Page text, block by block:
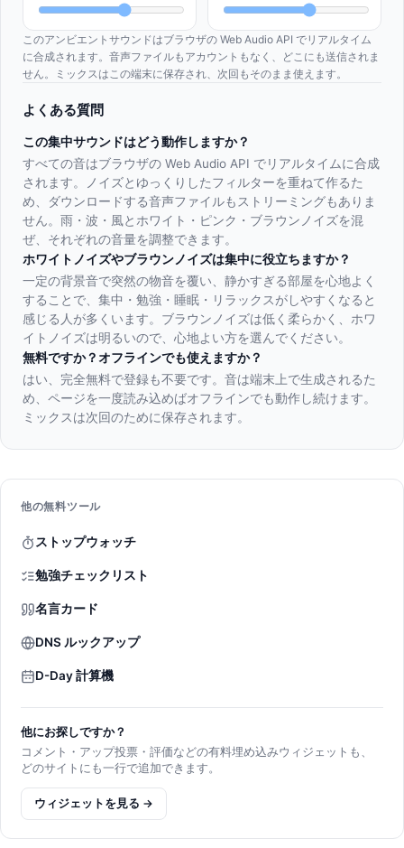
このアンビエントサウンドはブラウザの Web Audio API でリアルタイム
に合成されます。音声ファイルもアカウントもなく、どこにも送信されま
せん。ミックスはこの端末に保存され、次回もそのまま使えます。
よくある質問
この集中サウンドはどう動作しますか？
すべての音はブラウザの Web Audio API でリアルタイムに合成
されます。ノイズとゆっくりしたフィルターを重ねて作るた
め、ダウンロードする音声ファイルもストリーミングもありま
せん。雨・波・風とホワイト・ピンク・ブラウンノイズを混
ぜ、それぞれの音量を調整できます。
ホワイトノイズやブラウンノイズは集中に役立ちますか？
一定の背景音で突然の物音を覆い、静かすぎる部屋を心地よく
することで、集中・勉強・睡眠・リラックスがしやすくなると
感じる人が多くいます。ブラウンノイズは低く柔らかく、ホワ
イトノイズは明るいので、心地よい方を選んでください。
無料ですか？オフラインでも使えますか？
はい、完全無料で登録も不要です。音は端末上で生成されるた
め、ページを一度読み込めばオフラインでも動作し続けます。
ミックスは次回のために保存されます。
他の無料ツール
ストップウォッチ
勉強チェックリスト
名言カード
DNS ルックアップ
D-Day 計算機
他にお探しですか？
コメント・アップ投票・評価などの有料埋め込みウィジェットも、
どのサイトにも一行で追加できます。
ウィジェットを見る →